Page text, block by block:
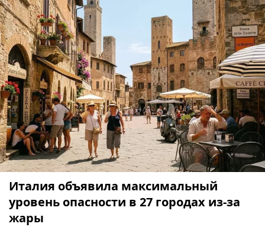
Италия объявила максимальный
уровень опасности в 27 городах из-за
жары